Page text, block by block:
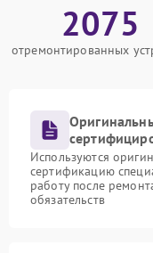
2075
отремонтированных
Используются
сертификацию
работу после
обязательств